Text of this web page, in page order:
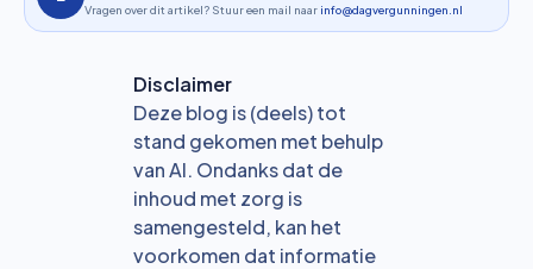
Vragen over dit artikel? Stuur een mail naar info@dagvergunningen.nl
Disclaimer
Deze blog is (deels) tot
stand gekomen met behulp
van AI. Ondanks dat de
inhoud met zorg is
samengesteld, kan het
voorkomen dat informatie